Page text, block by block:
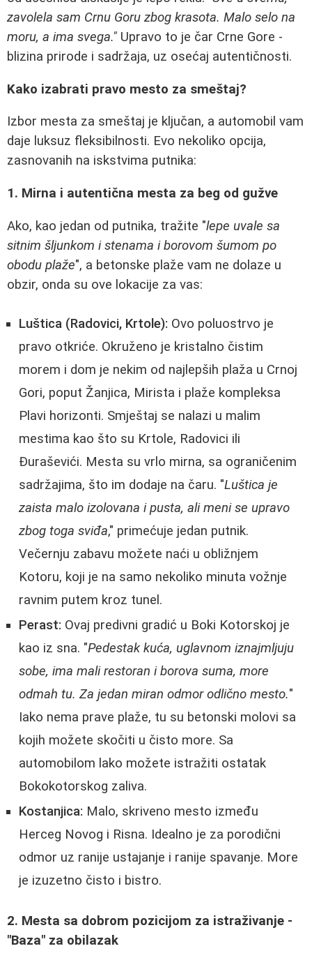
zavolela sam Crnu Goru zbog krasota. Malo selo na
moru, a ima svega." Upravo to je čar Crne Gore -
blizina prirode i sadržaja, uz osećaj autentičnosti.
Kako izabrati pravo mesto za smeštaj?
Izbor mesta za smeštaj je ključan, a automobil vam
daje luksuz fleksibilnosti. Evo nekoliko opcija,
zasnovanih na iskstvima putnika:
1. Mirna i autentična mesta za beg od gužve
Ako, kao jedan od putnika, tražite "lepe uvale sa
sitnim šljunkom i stenama i borovom šumom po
obodu plaže", a betonske plaže vam ne dolaze u
obzir, onda su ove lokacije za vas:
Luštica (Radovici, Krtole): Ovo poluostrvo je
pravo otkriće. Okruženo je kristalno čistim
morem i dom je nekim od najlepših plaža u Crnoj
Gori, poput Žanjica, Mirista i plaže kompleksa
Plavi horizonti. Smještaj se nalazi u malim
mestima kao što su Krtole, Radovici ili
Đuraševići. Mesta su vrlo mirna, sa ograničenim
sadržajima, što im dodaje na čaru. "Luštica je
zaista malo izolovana i pusta, ali meni se upravo
zbog toga sviđa," primećuje jedan putnik.
Večernju zabavu možete naći u obližnjem
Kotoru, koji je na samo nekoliko minuta vožnje
ravnim putem kroz tunel.
Perast: Ovaj predivni gradić u Boki Kotorskoj je
kao iz sna. "Pedestak kuća, uglavnom iznajmljuju
sobe, ima mali restoran i borova suma, more
odmah tu. Za jedan miran odmor odlično mesto."
Iako nema prave plaže, tu su betonski molovi sa
kojih možete skočiti u čisto more. Sa
automobilom lako možete istražiti ostatak
Bokokotorskog zaliva.
Kostanjica: Malo, skriveno mesto između
Herceg Novog i Risna. Idealno je za porodični
odmor uz ranije ustajanje i ranije spavanje. More
je izuzetno čisto i bistro.
2. Mesta sa dobrom pozicijom za istraživanje -
"Baza" za obilazak